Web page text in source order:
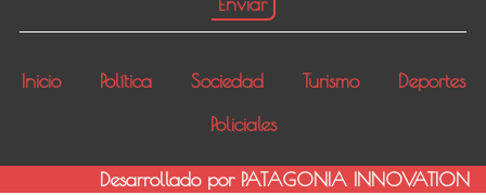
Inicio Política Sociedad Turismo
Deportes
Policiales
Desarrollado por PATAGONIA INNOVATION